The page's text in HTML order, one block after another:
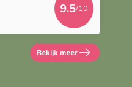
9.5/10
Bekijk meer